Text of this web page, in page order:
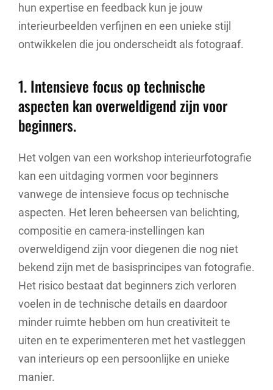
hun expertise en feedback kun je jouw
interieurbeelden verfijnen en een unieke stijl
ontwikkelen die jou onderscheidt als fotograaf.
1. Intensieve focus op technische
aspecten kan overweldigend zijn voor
beginners.
Het volgen van een workshop interieurfotografie
kan een uitdaging vormen voor beginners
vanwege de intensieve focus op technische
aspecten. Het leren beheersen van belichting,
compositie en camera-instellingen kan
overweldigend zijn voor diegenen die nog niet
bekend zijn met de basisprincipes van fotografie.
Het risico bestaat dat beginners zich verloren
voelen in de technische details en daardoor
minder ruimte hebben om hun creativiteit te
uiten en te experimenteren met het vastleggen
van interieurs op een persoonlijke en unieke
manier.